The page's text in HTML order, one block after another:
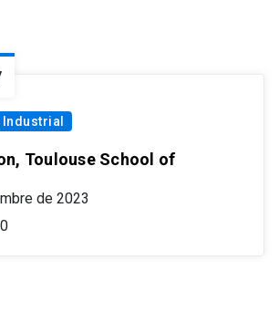
Toulouse School of
de 2023